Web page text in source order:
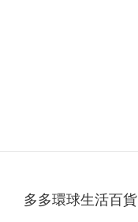
多多環球生活百貨